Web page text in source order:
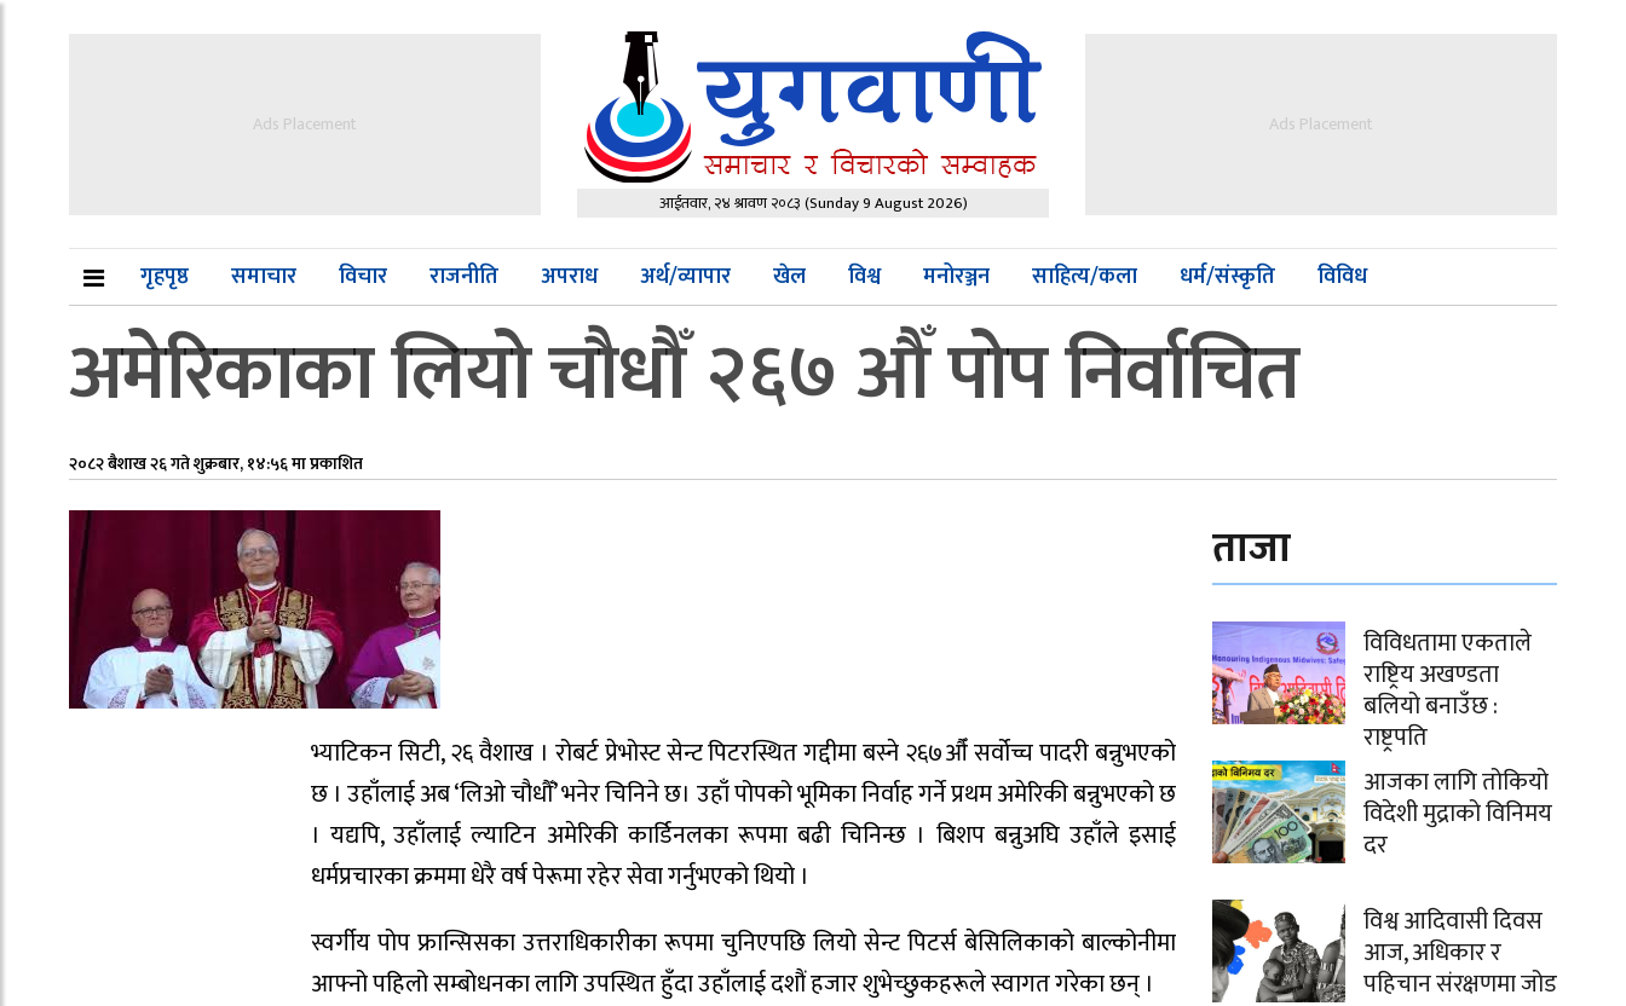
Ads Placement
आईतवार, २४ श्रावण २०८३(Sunday 9 August 2026)
Ads Placement
गृहपृष्ठ समाचार विचार राजनीति अपराध अर्थ/व्यापार खेल विश्व मनोरञ्जन साहित्य/कला धर्म/संस्कृति विविध
अमेरिकाका लियो चौधौँ २६७ औँ पोप निर्वाचित
२०८२ बैशाख २६ गते शुक्रबार, १४:५६ मा प्रकाशित
भ्याटिकन सिटी, २६ वैशाख । रोबर्ट प्रेभोस्ट सेन्ट पिटरस्थित गद्दीमा बस्ने २६७औँ सर्वोच्च पादरी बन्नुभएको
छ । उहाँलाई अब ‘लिओ चौधौँ’ भनेर चिनिने छ। उहाँ पोपको भूमिका निर्वाह गर्ने प्रथम अमेरिकी बन्नुभएको छ
। यद्यपि, उहाँलाई ल्याटिन अमेरिकी कार्डिनलका रूपमा बढी चिनिन्छ । बिशप बन्नुअघि उहाँले इसाई
धर्मप्रचारका क्रममा धेरै वर्ष पेरूमा रहेर सेवा गर्नुभएको थियो ।
स्वर्गीय पोप फ्रान्सिसका उत्तराधिकारीका रूपमा चुनिएपछि लियो सेन्ट पिटर्स बेसिलिकाको बाल्कोनीमा
आफ्नो पहिलो सम्बोधनका लागि उपस्थित हुँदा उहाँलाई दशौं हजार शुभेच्छुकहरूले स्वागत गरेका छन् ।
ताजा
विविधतामा एकताले
राष्ट्रिय अखण्डता
बलियो बनाउँछ :
राष्ट्रपति
आजका लागि तोकियो
विदेशी मुद्राको विनिमय
दर
विश्व आदिवासी दिवस
आज, अधिकार र
पहिचान संरक्षणमा जोड